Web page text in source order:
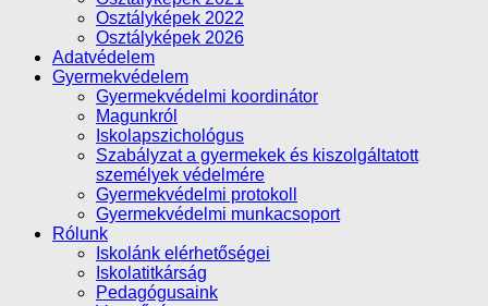
Osztályképek 2022
Osztályképek 2026
Adatvédelem
Gyermekvédelem
Gyermekvédelmi koordinátor
Magunkról
Iskolapszichológus
Szabályzat a gyermekek és kiszolgáltatott
személyek védelmére
Gyermekvédelmi protokoll
Gyermekvédelmi munkacsoport
Rólunk
Iskolánk elérhetőségei
Iskolatitkárság
Pedagógusaink